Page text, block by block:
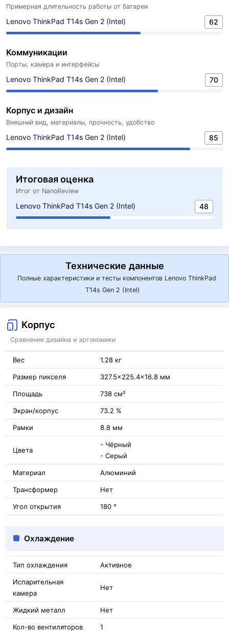
Примерная длительность работы от батареи
Lenovo ThinkPad T14s Gen 2 (Intel) 62
Коммуникации
Порты, камера и интерфейсы
Lenovo ThinkPad T14s Gen 2 (Intel) 70
Корпус и дизайн
Внешний вид, материалы, прочность, удобство
Lenovo ThinkPad T14s Gen 2 (Intel) 85
Итоговая оценка
Итог от NanoReview
Lenovo ThinkPad T14s Gen 2 (Intel) 48
Технические данные
Полные характеристики и тесты компонентов Lenovo ThinkPad
T14s Gen 2 (Intel)
Корпус
Сравнение дизайна и эргономики
Вес 1.28 кг
Размер пикселя 327.5x225.4x16.8 мм
Площадь 738 см²
Экран/корпус 73.2 %
Рамки 8.8 мм
Цвета
- Чёрный
- Серый
Материал Алюминий
Трансформер Нет
Угол открытия 180 °
Охлаждение
Тип охлаждения Активное
Испарительная
камера
Нет
Жидкий металл Нет
Кол-во вентиляторов 1